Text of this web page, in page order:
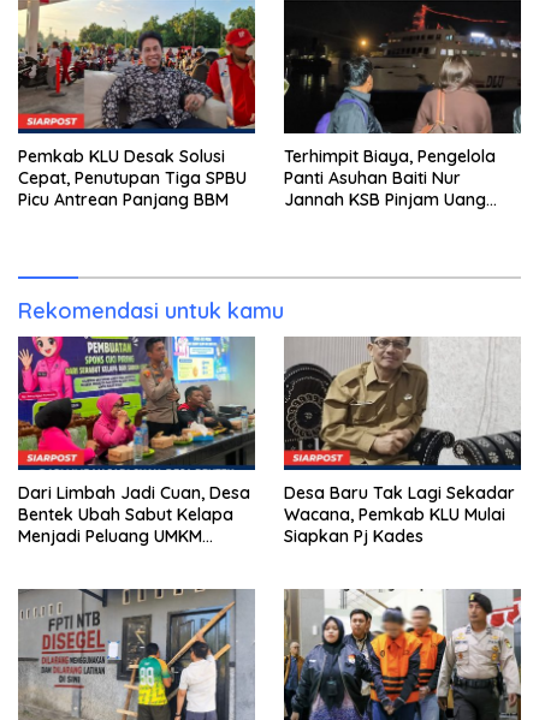
Pemkab KLU Desak Solusi
Cepat, Penutupan Tiga SPBU
Picu Antrean Panjang BBM
Terhimpit Biaya, Pengelola
Panti Asuhan Baiti Nur
Jannah KSB Pinjam Uang
Rekomendasi untuk kamu
Dari Limbah Jadi Cuan, Desa
Bentek Ubah Sabut Kelapa
Menjadi Peluang UMKM
Desa Baru Tak Lagi Sekadar
Wacana, Pemkab KLU Mulai
Siapkan Pj Kades